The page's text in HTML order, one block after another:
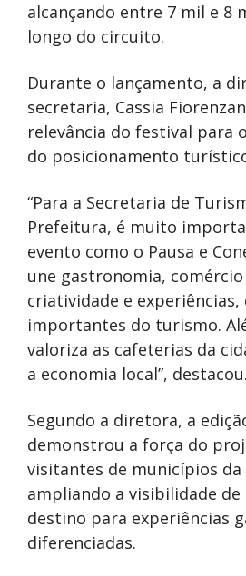
alcançando entre 7 mil e 8
longo do circuito.
Durante o lançamento, a
secretaria, Cassia
relevância do festival para
do posicionamento
“Para a Secretaria de
Prefeitura, é muito
evento como o Pausa e
une gastronomia,
criatividade e experiências,
importantes do turismo.
valoriza as cafeterias da
a economia local”, destacou.
Segundo a diretora, a
demonstrou a força do
visitantes de municípios da
ampliando a visibilidade
destino para experiências
diferenciadas.